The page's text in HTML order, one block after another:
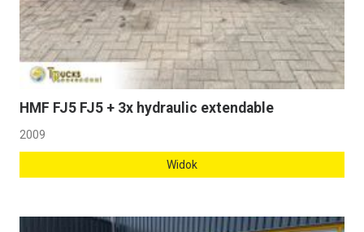
HMF FJ5 FJ5 + 3x hydraulic extendable
2009
Widok